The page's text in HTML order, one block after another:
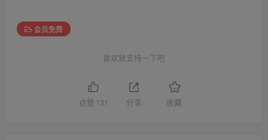
会员免费
喜欢就支持一下吧
点赞 131 分享 收藏